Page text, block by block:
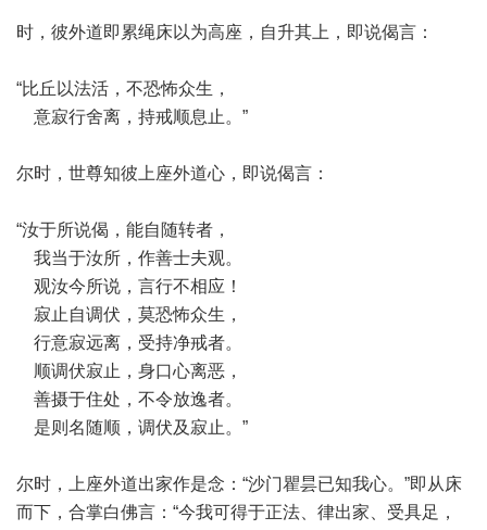
时，彼外道即累绳床以为高座，自升其上，即说偈言：
“比丘以法活，不恐怖众生，
意寂行舍离，持戒顺息止。”
尔时，世尊知彼上座外道心，即说偈言：
“汝于所说偈，能自随转者，
我当于汝所，作善士夫观。
观汝今所说，言行不相应！
寂止自调伏，莫恐怖众生，
行意寂远离，受持净戒者。
顺调伏寂止，身口心离恶，
善摄于住处，不令放逸者。
是则名随顺，调伏及寂止。”
尔时，上座外道出家作是念：“沙门瞿昙已知我心。”即从床
而下，合掌白佛言：“今我可得于正法、律出家、受具足，